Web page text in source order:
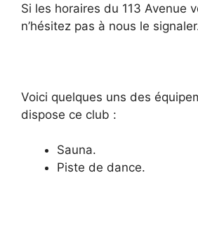
Si les horaires du 113 Avenue
n’hésitez pas à nous le
Voici quelques uns des
dispose ce club :
Sauna.
Piste de dance.